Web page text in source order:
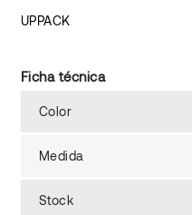
UPPACK
Ficha técnica
Color
Medida
Stock